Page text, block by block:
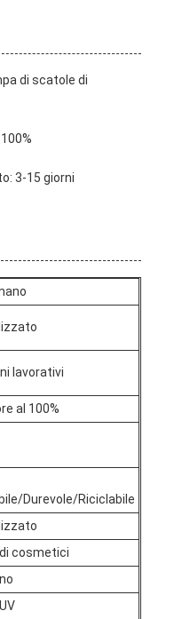
di scatole di
3-15 giorni
lavorativi
al 100%
Durevole/Riciclabile
cosmetici